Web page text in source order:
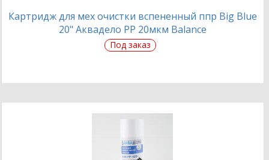
Картридж для мех очистки вспененный ппр Big Blue
20" Аквадело PP 20мкм Balance
Под заказ